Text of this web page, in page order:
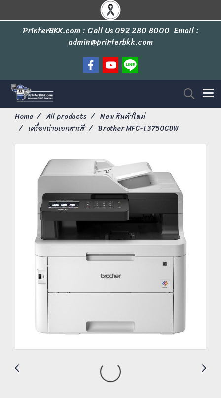
PrinterBKK.com : Call Us092 280 8000 Email :
admin@printerbkk.com
Home All products
New สินค้าใหม่
เครื่องถ่ายเอกสารสี
Brother MFC-L3750CDW